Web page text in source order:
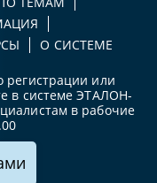
О СИСТЕМЕ
регистрации или
в системе ЭТАЛОН-
в рабочие